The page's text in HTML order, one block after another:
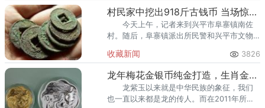
村民家中挖出918斤古钱币 当场惊呆报警
今天上午，记者来到兴平市阜寨镇南佐
村。随后，阜寨镇派出所民警和兴平市文物
进行了称重，并由文物稽查大队的稽查人员
将铜币带走。
收藏新闻 3826
龙年梅花金银币纯金打造，生肖金币更独特
龙紫玉以来就是中华民族的象征，我们
也一直以来都是龙的传人。而在2011年所推